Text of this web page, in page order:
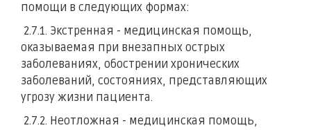
помощи в следующих формах:
2.7.1. Экстренная - медицинская помощь,
оказываемая при внезапных острых
заболеваниях, обострении хронических
заболеваний, состояниях, представляющих
угрозу жизни пациента.
2.7.2. Неотложная - медицинская помощь,